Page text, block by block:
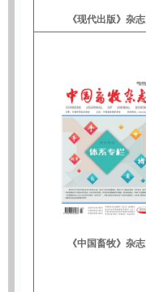
《现代出版》杂志
《中国畜牧》杂志